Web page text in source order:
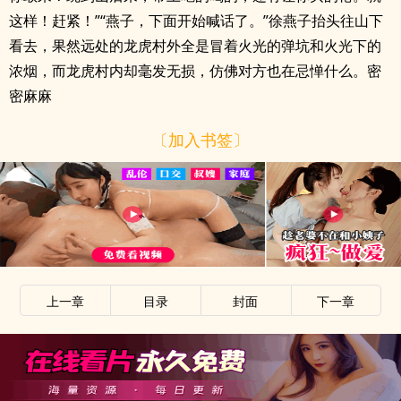
这样！赶紧！”“燕子，下面开始喊话了。”徐燕子抬头往山下
看去，果然远处的龙虎村外全是冒着火光的弹坑和火光下的
浓烟，而龙虎村内却毫发无损，仿佛对方也在忌惮什么。密
密麻麻
〔加入书签〕
上一章 目录 封面 下一章